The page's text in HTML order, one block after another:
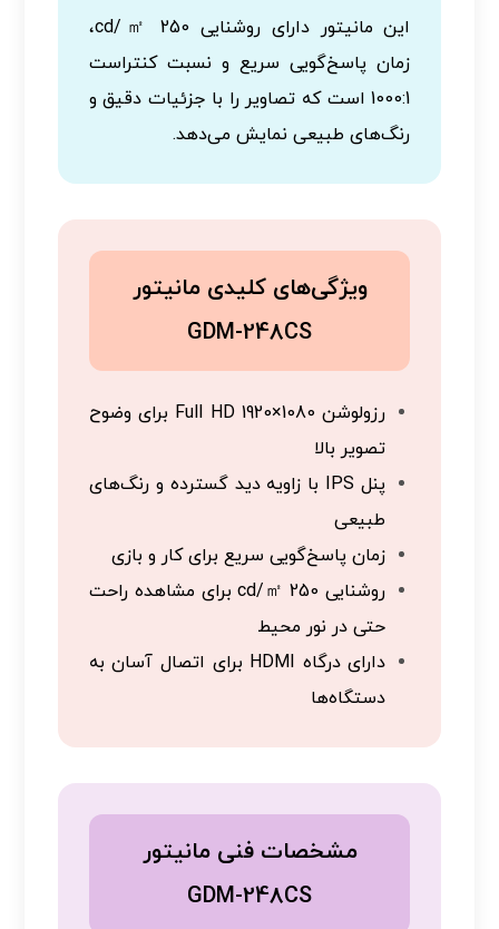
این مانیتور دارای روشنایی 250 cd/㎡،
زمان پاسخ‌گویی سریع و نسبت کنتراست
1000:1 است که تصاویر را با جزئیات دقیق و
رنگ‌های طبیعی نمایش می‌دهد.
ویژگی‌های کلیدی مانیتور
GDM-248CS
رزولوشن Full HD 1920×1080 برای وضوح
تصویر بالا
پنل IPS با زاویه دید گسترده و رنگ‌های
طبیعی
زمان پاسخ‌گویی سریع برای کار و بازی
روشنایی 250 cd/㎡ برای مشاهده راحت
حتی در نور محیط
دارای درگاه HDMI برای اتصال آسان به
دستگاه‌ها
مشخصات فنی مانیتور
GDM-248CS